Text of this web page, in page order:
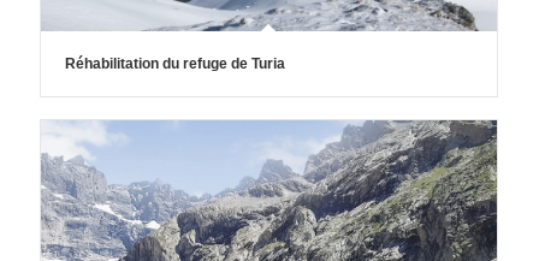
Réhabilitation du refuge de Turia